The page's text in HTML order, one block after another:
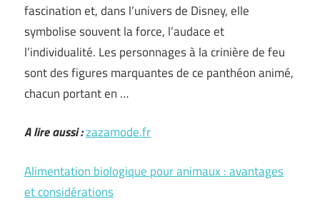
fascination et, dans l’univers de Disney, elle
symbolise souvent la force, l’audace et
l’individualité. Les personnages à la crinière de feu
sont des figures marquantes de ce panthéon animé,
chacun portant en …
A lire aussi :zazamode.fr
Alimentation biologique pour animaux : avantages
et considérations